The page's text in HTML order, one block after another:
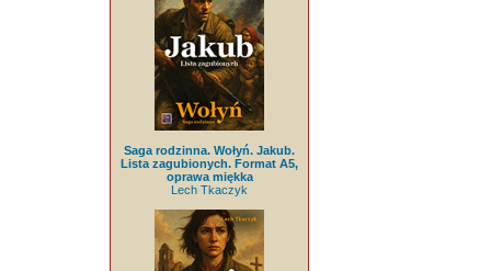
Saga rodzinna. Wołyń. Jakub.
Lista zagubionych. Format A5,
oprawa miękka
Lech Tkaczyk